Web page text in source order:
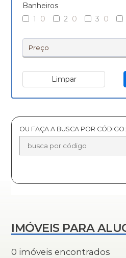
Banheiros
1
0 2 0 3 0
Limpar
OU FAÇA A BUSCA POR CÓDIGO:
IMÓVEIS PARA
0 imóveis encontrados